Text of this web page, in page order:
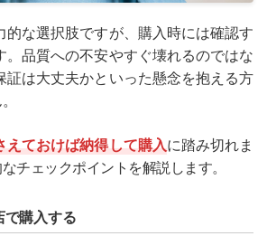
的な選択肢ですが、購入時には確認す
。品質への不安やすぐ壊れるのではな
証は大丈夫かといった懸念を抱える方
えておけば納得して購入に踏み切れま
チェックポイントを解説します。
購入する